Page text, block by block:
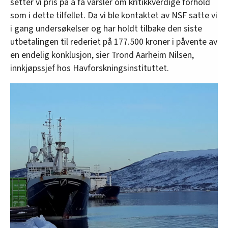
som i dette tilfellet. Da vi ble kontaktet av NSF satte vi
i gang undersøkelser og har holdt tilbake den siste
utbetalingen til rederiet på 177.500 kroner i påvente av
en endelig konklusjon, sier Trond Aarheim Nilsen,
innkjøpssjef hos Havforskningsinstituttet.